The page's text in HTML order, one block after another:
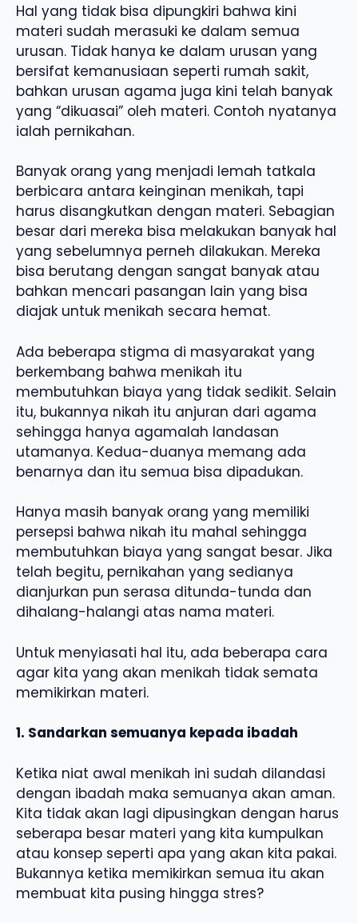
Hal yang tidak bisa dipungkiri bahwa kini
materi sudah merasuki ke dalam semua
urusan. Tidak hanya ke dalam urusan yang
bersifat kemanusiaan seperti rumah sakit,
bahkan urusan agama juga kini telah banyak
yang “dikuasai” oleh materi. Contoh nyatanya
ialah pernikahan.
Banyak orang yang menjadi lemah tatkala
berbicara antara keinginan menikah, tapi
harus disangkutkan dengan materi. Sebagian
besar dari mereka bisa melakukan banyak hal
yang sebelumnya perneh dilakukan. Mereka
bisa berutang dengan sangat banyak atau
bahkan mencari pasangan lain yang bisa
diajak untuk menikah secara hemat.
Ada beberapa stigma di masyarakat yang
berkembang bahwa menikah itu
membutuhkan biaya yang tidak sedikit. Selain
itu, bukannya nikah itu anjuran dari agama
sehingga hanya agamalah landasan
utamanya. Kedua-duanya memang ada
benarnya dan itu semua bisa dipadukan.
Hanya masih banyak orang yang memiliki
persepsi bahwa nikah itu mahal sehingga
membutuhkan biaya yang sangat besar. Jika
telah begitu, pernikahan yang sedianya
dianjurkan pun serasa ditunda-tunda dan
dihalang-halangi atas nama materi.
Untuk menyiasati hal itu, ada beberapa cara
agar kita yang akan menikah tidak semata
memikirkan materi.
1. Sandarkan semuanya kepada ibadah
Ketika niat awal menikah ini sudah dilandasi
dengan ibadah maka semuanya akan aman.
Kita tidak akan lagi dipusingkan dengan harus
seberapa besar materi yang kita kumpulkan
atau konsep seperti apa yang akan kita pakai.
Bukannya ketika memikirkan semua itu akan
membuat kita pusing hingga stres?